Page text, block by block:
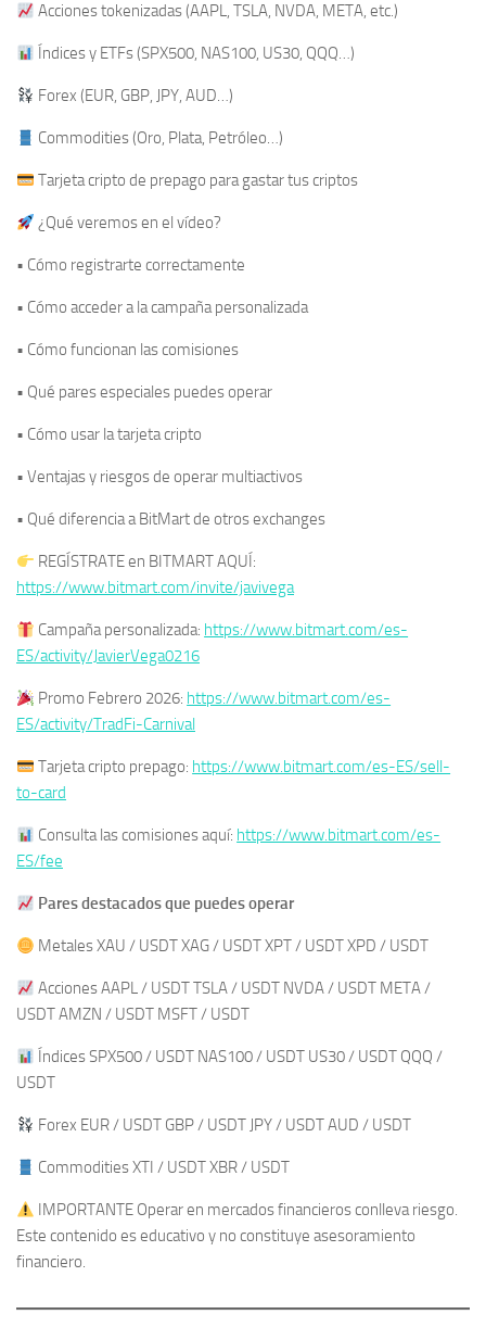
Acciones tokenizadas (AAPL, TSLA, NVDA, META, etc.)
Índices y ETFs (SPX500, NAS100, US30, QQQ…)
Forex (EUR, GBP, JPY, AUD…)
Commodities (Oro, Plata, Petróleo…)
Tarjeta cripto de prepago para gastar tus criptos
¿Qué veremos en el vídeo?
• Cómo registrarte correctamente
• Cómo acceder a la campaña personalizada
• Cómo funcionan las comisiones
• Qué pares especiales puedes operar
• Cómo usar la tarjeta cripto
• Ventajas y riesgos de operar multiactivos
• Qué diferencia a BitMart de otros exchanges
REGÍSTRATE en BITMART AQUÍ:
https://www.bitmart.com/invite/javivega
Campaña personalizada: https://www.bitmart.com/es-
ES/activity/JavierVega0216
Promo Febrero 2026: https://www.bitmart.com/es-
ES/activity/TradFi-Carnival
Tarjeta cripto prepago: https://www.bitmart.com/es-ES/sell-
to-card
Consulta las comisiones aquí: https://www.bitmart.com/es-
ES/fee
Pares destacados que puedes operar
Metales XAU / USDT XAG / USDT XPT / USDT XPD / USDT
Acciones AAPL / USDT TSLA / USDT NVDA / USDT META /
USDT AMZN / USDT MSFT / USDT
Índices SPX500 / USDT NAS100 / USDT US30 / USDT QQQ /
USDT
Forex EUR / USDT GBP / USDT JPY / USDT AUD / USDT
Commodities XTI / USDT XBR / USDT
IMPORTANTE Operar en mercados financieros conlleva riesgo.
Este contenido es educativo y no constituye asesoramiento
financiero.